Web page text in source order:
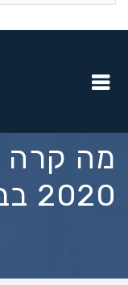
2020 בבורסאות?